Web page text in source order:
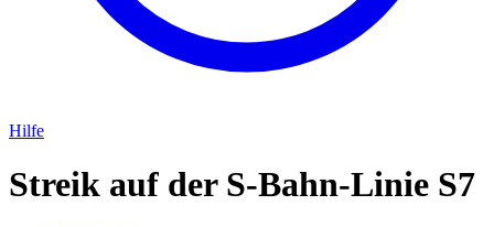
Hilfe
Streik auf der S-Bahn-Linie S7